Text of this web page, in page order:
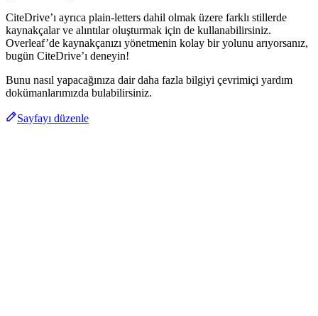
CiteDrive’ı ayrıca plain-letters dahil olmak üzere farklı stillerde
kaynakçalar ve alıntılar oluşturmak için de kullanabilirsiniz.
Overleaf’de kaynakçanızı yönetmenin kolay bir yolunu arıyorsanız,
bugün CiteDrive’ı deneyin!
Bunu nasıl yapacağınıza dair daha fazla bilgiyi çevrimiçi yardım
dokümanlarımızda bulabilirsiniz.
Sayfayı düzenle